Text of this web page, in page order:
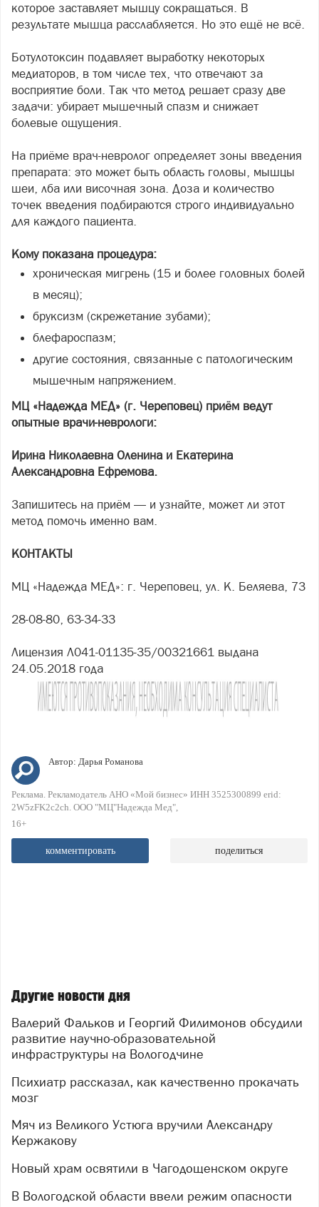
которое заставляет мышцу сокращаться. В
результате мышца расслабляется. Но это ещё не всё.
Ботулотоксин подавляет выработку некоторых
медиаторов, в том числе тех, что отвечают за
восприятие боли. Так что метод решает сразу две
задачи: убирает мышечный спазм и снижает
болевые ощущения.
На приёме врач-невролог определяет зоны введения
препарата: это может быть область головы, мышцы
шеи, лба или височная зона. Доза и количество
точек введения подбираются строго индивидуально
для каждого пациента.
Кому показана процедура:
хроническая мигрень (15 и более головных болей
в месяц);
бруксизм (скрежетание зубами);
блефароспазм;
другие состояния, связанные с патологическим
мышечным напряжением.
МЦ «Надежда МЕД» (г. Череповец) приём ведут
опытные врачи-неврологи:
Ирина Николаевна Оленина и Екатерина
Александровна Ефремова.
Запишитесь на приём — и узнайте, может ли этот
метод помочь именно вам.
КОНТАКТЫ
МЦ «Надежда МЕД»: г. Череповец, ул. К. Беляева, 73
28-08-80, 63-34-33
Лицензия Л041-01135-35/00321661 выдана
24.05.2018 года
Автор: Дарья Романова
Реклама. Рекламодатель АНО «Мой бизнес» ИНН 3525300899 erid:
2W5zFK2c2ch. ООО "МЦ"Надежда Мед"
16+
комментировать поделиться
Другие новости дня
Валерий Фальков и Георгий Филимонов обсудили
развитие научно-образовательной
инфраструктуры на Вологодчине
Психиатр рассказал, как качественно прокачать
мозг
Мяч из Великого Устюга вручили Александру
Кержакову
Новый храм освятили в Чагодощенском округе
В Вологодской области ввели режим опасности